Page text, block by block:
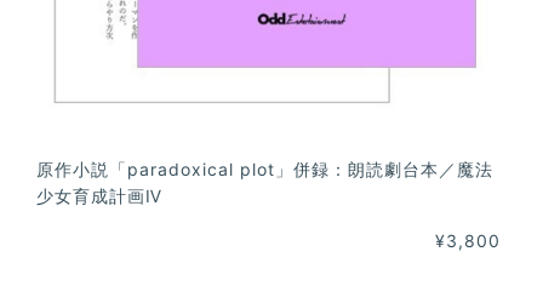
原作小説「paradoxical plot」併録：朗読劇台本／魔法
少女育成計画Ⅳ
¥3,800